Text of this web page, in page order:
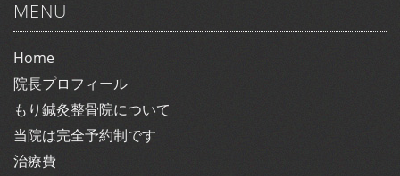
MENU
Home
院長プロフィール
もり鍼灸整骨院について
当院は完全予約制です
治療費